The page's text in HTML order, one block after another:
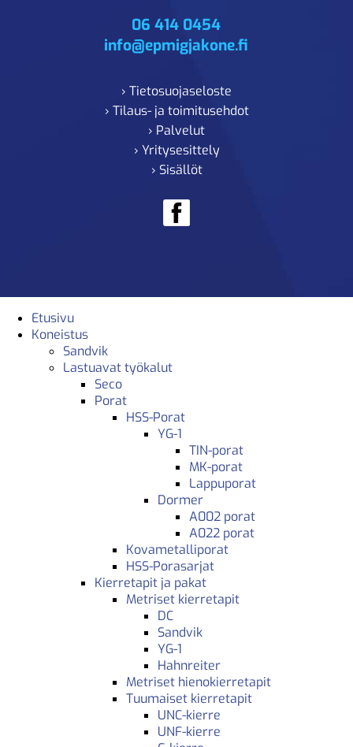
06 414 0454
info@epmigjakone.fi
› Tietosuojaseloste
› Tilaus- ja toimitusehdot
› Palvelut
› Yritysesittely
› Sisällöt
Etusivu
Koneistus
Sandvik
Lastuavat työkalut
Seco
Porat
HSS-Porat
YG-1
TIN-porat
MK-porat
Lappuporat
Dormer
A002 porat
A022 porat
Kovametalliporat
HSS-Porasarjat
Kierretapit ja pakat
Metriset kierretapit
DC
Sandvik
YG-1
Hahnreiter
Metriset hienokierretapit
Tuumaiset kierretapit
UNC-kierre
UNF-kierre